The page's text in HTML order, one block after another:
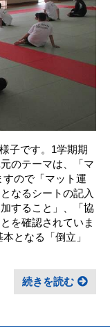
子です。1学期期
のテーマは、「マ
ので「マット運
なるシートの記入
すること」、「協
を確認されていま
となる「倒立」
続きを読む